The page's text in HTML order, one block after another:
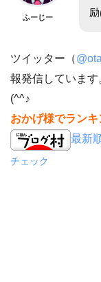
ふーじー
ツイッター（
報発信していま
(^^♪
おかげ様でラン
最新
チェック